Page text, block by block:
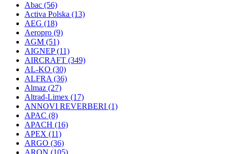
Abac (56)
Activa Polska (13)
AEG (18)
Aeropro (9)
AGM (51)
AIGNEP(11)
AIRCRAFT (349)
AL-KO (30)
ALFRA (36)
Almaz (27)
Altrad-Limex (17)
ANNOVI REVERBERI (1)
APAC (8)
APACH (16)
APEX (11)
ARGO (36)
ARON (105)